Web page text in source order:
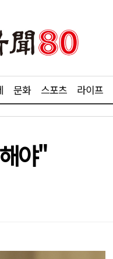
문화 스포츠 라이프
야"